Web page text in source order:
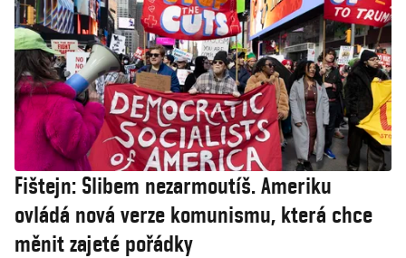
Fištejn: Slibem nezarmoutíš. Ameriku
ovládá nová verze komunismu, která chce
měnit zajeté pořádky